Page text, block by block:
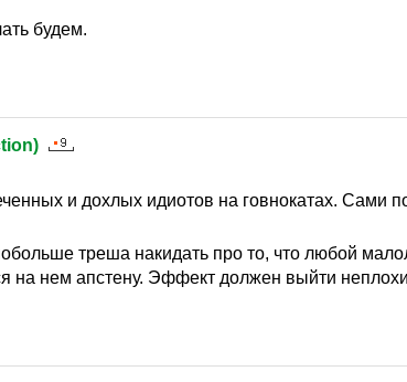
будем.
и дохлых идиотов на говнокатах. Сами
треша накидать про то, что любой
на нем апстену. Эффект должен выйти